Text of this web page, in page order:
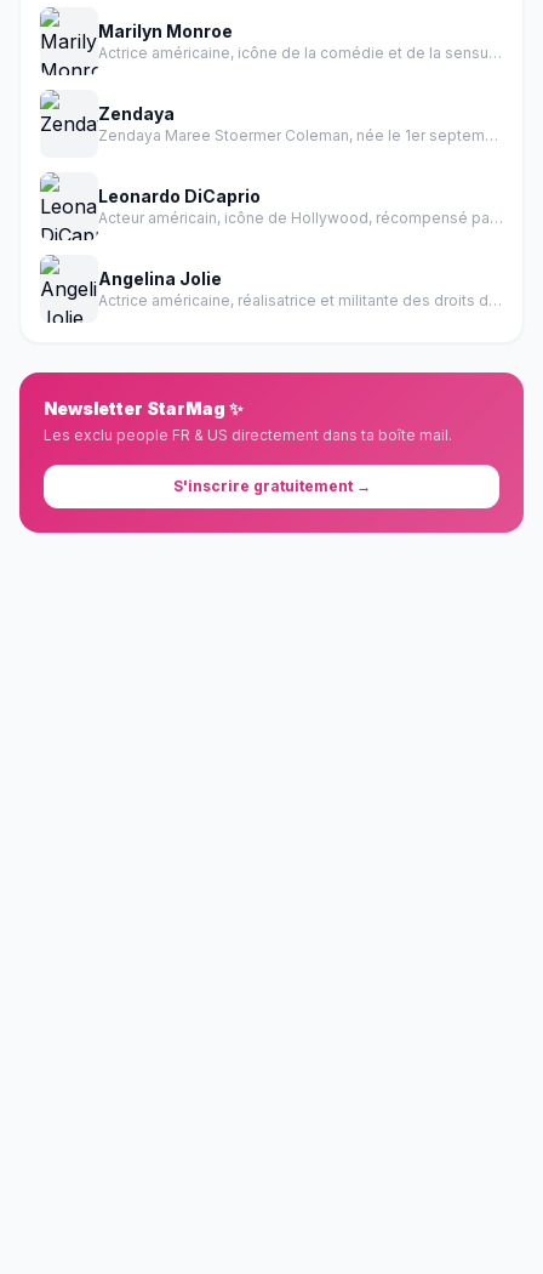
Marilyn Monroe
Actrice américaine, icône de la comédie et de la sensualité des années 1950.
Zendaya
Zendaya Maree Stoermer Coleman, née le 1er septembre 1996 à Oakland en Californie, est une actrice et chanteuse américaine.
Leonardo DiCaprio
Acteur américain, icône de Hollywood, récompensé par un Oscar
Angelina Jolie
Actrice américaine, réalisatrice et militante des droits de l'homme
Newsletter StarMag ✨
Les exclu people FR & US directement dans ta boîte mail.
S'inscrire gratuitement →